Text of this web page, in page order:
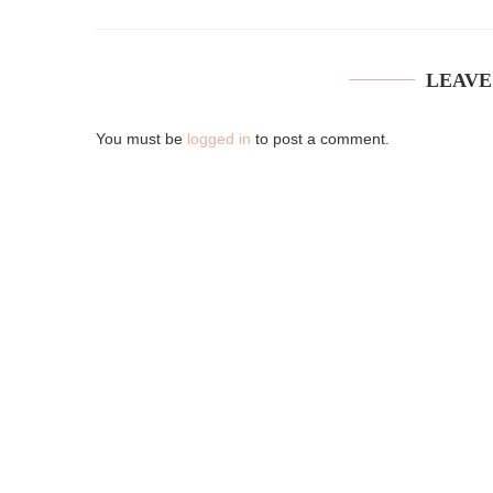
You must be logged in to post a comment.